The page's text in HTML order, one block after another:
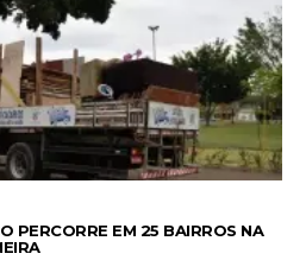
PERCORRE EM 25 BAIRROS NA